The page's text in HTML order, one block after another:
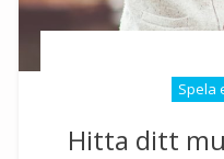
Spela
Hitta ditt